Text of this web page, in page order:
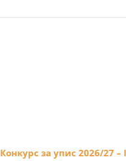
Конкурс за упис 2026/27 – I